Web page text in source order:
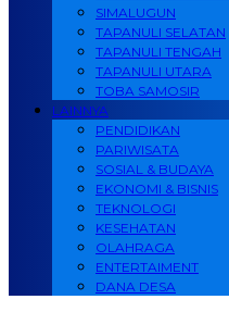
SIMALUGUN
TAPANULI SELATAN
TAPANULI TENGAH
TAPANULI UTARA
TOBA SAMOSIR
LAINNYA
PENDIDIKAN
PARIWISATA
SOSIAL & BUDAYA
EKONOMI & BISNIS
TEKNOLOGI
KESEHATAN
OLAHRAGA
ENTERTAIMENT
DANA DESA